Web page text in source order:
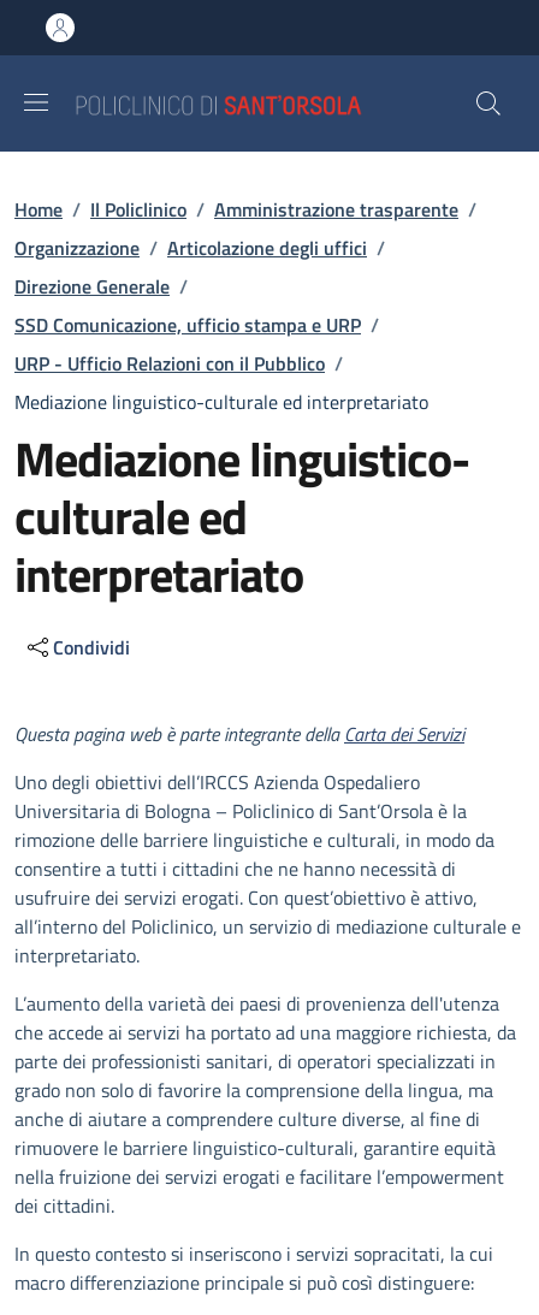
al contenuto principale
to footer content
Briciole di pane
Home / Il Policlinico / Amministrazione trasparente /
Organizzazione / Articolazione degli uffici /
Direzione Generale /
SSD Comunicazione, ufficio stampa e URP /
URP - Ufficio Relazioni con il Pubblico /
Mediazione linguistico-culturale ed interpretariato
Mediazione linguistico-
culturale ed
interpretariato
Condividi
Descrizione
Questa pagina web è parte integrante dellaCarta dei Servizi
Uno degli obiettivi dell’IRCCS Azienda Ospedaliero
Universitaria di Bologna – Policlinico di Sant’Orsola è la
rimozione delle barriere linguistiche e culturali, in modo da
consentire a tutti i cittadini che ne hanno necessità di
usufruire dei servizi erogati. Con quest’obiettivo è attivo,
all’interno del Policlinico, un servizio di mediazione culturale e
interpretariato.
L’aumento della varietà dei paesi di provenienza dell'utenza
che accede ai servizi ha portato ad una maggiore richiesta, da
parte dei professionisti sanitari, di operatori specializzati in
grado non solo di favorire la comprensione della lingua, ma
anche di aiutare a comprendere culture diverse, al fine di
rimuovere le barriere linguistico-culturali, garantire equità
nella fruizione dei servizi erogati e facilitare l’empowerment
dei cittadini.
In questo contesto si inseriscono i servizi sopracitati, la cui
macro differenziazione principale si può così distinguere: